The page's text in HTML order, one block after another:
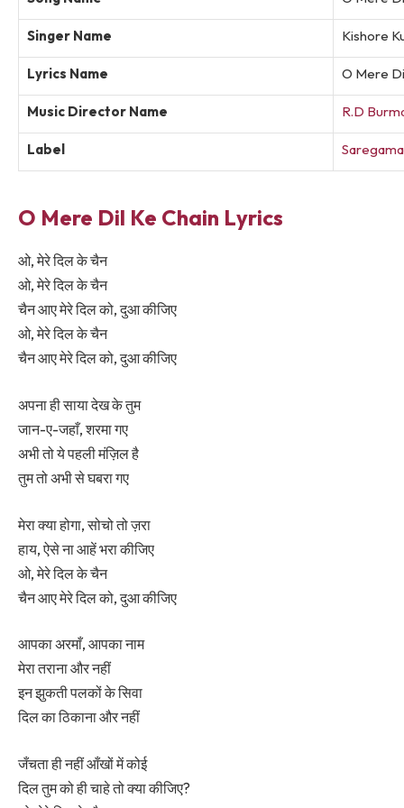
Singer Name Kishore
Lyrics Name O Mere
Music Director Name R.D
Label
O Mere Dil Ke Chain Lyrics
ओ, मेरे दिल के चैन
ओ, मेरे दिल के चैन
चैन आए मेरे दिल को, दुआ कीजिए
ओ, मेरे दिल के चैन
चैन आए मेरे दिल को, दुआ कीजिए
अपना ही साया देख के तुम
जान-ए-जहाँ, शरमा गए
अभी तो ये पहली मंज़िल है
तुम तो अभी से घबरा गए
मेरा क्या होगा, सोचो तो ज़रा
हाय, ऐसे ना आहें भरा कीजिए
ओ, मेरे दिल के चैन
चैन आए मेरे दिल को, दुआ कीजिए
आपका अरमाँ, आपका नाम
मेरा तराना और नहीं
इन झुकती पलकों के सिवा
दिल का ठिकाना और नहीं
जँचता ही नहीं आँखों में कोई
दिल तुम को ही चाहे तो क्या कीजिए?